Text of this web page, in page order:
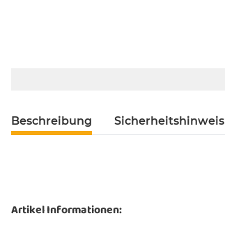
Beschreibung Sicherheitshinweis
Artikel Informationen: